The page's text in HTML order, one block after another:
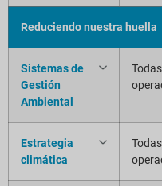
Reduciendo nuestra huella
Sistemas de
Gestión
Ambiental
Estrategia
climática